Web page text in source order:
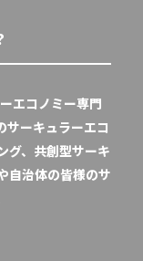
エコノミー専門
サーキュラーエコ
グ、共創型サーキ
自治体の皆様のサ